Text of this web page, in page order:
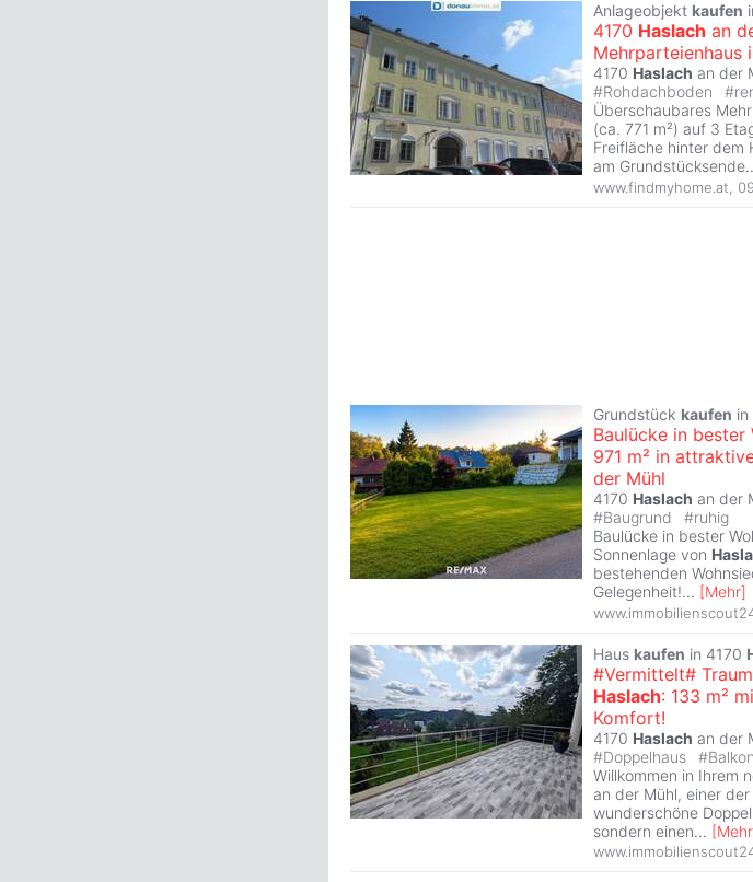
Anlageobjekt kaufen
4170 Haslach an
Mehrparteienhaus
4170 Haslach an der
#Rohdachboden #
Überschaubares
(ca. 771 m²) auf 3
Freifläche hinter dem
am Grundstücksende
www.findmyhome.at
Grundstück kaufen in
Baulücke in bester
971 m² in
der Mühl
4170 Haslach an der
#Baugrund #ruhig
Baulücke in bester
Sonnenlage von
bestehenden
Gelegenheit!... [Mehr]
Haus kaufen in 4170
#Vermittelt#
Haslach: 133 m²
Komfort!
4170 Haslach an der
#Doppelhaus #Balkon
Willkommen in Ihrem
an der Mühl, einer
wunderschöne
sondern einen... [Mehr